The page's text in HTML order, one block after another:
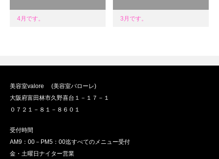
4月です。 3月です。
美容室valore (美容室バローレ)
大阪府富田林市久野喜台１－１７－１
０７２１－８１－８６０１
受付時間
AM9：00－PM5：00迄すべてのメニュー受付
金・土曜日ナイター営業